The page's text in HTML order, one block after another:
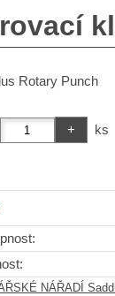
Rotary Punch
ks
NÁŘADÍ